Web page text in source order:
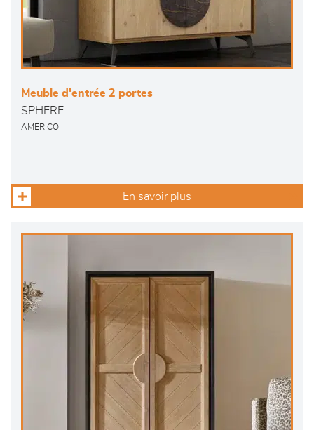
Meuble d'entrée 2 portes
SPHERE
AMERICO
En savoir plus